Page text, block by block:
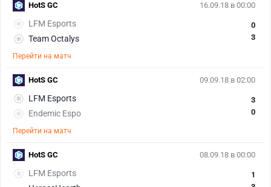
16.09.18 в 00:00
LFM Esports
Team Octalys
0
3
Перейти на матч
HotS GC
09.09.18 в 02:00
LFM Esports
Endemic Espo
3
0
Перейти на матч
HotS GC
08.09.18 в 00:00
LFM Esports
1
HotS GC